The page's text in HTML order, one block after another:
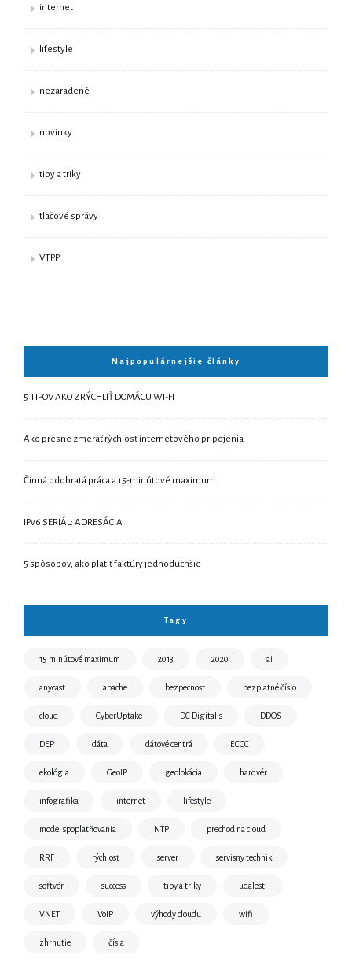
internet
lifestyle
nezaradené
novinky
tipy a triky
tlačové správy
VTPP
Najpopulárnejšie články
5 TIPOV AKO ZRÝCHLIŤ DOMÁCU WI-FI
Ako presne zmerať rýchlosť internetového pripojenia
Činná odobratá práca a 15-minútové maximum
IPv6 SERIÁL: ADRESÁCIA
5 spôsobov, ako platiť faktúry jednoduchšie
Tagy
15 minútové maximum 2013 2020 ai
anycast apache bezpecnost bezplatné číslo
cloud CyberUptake DC Digitalis DDOS
DEP dáta dátové centrá ECCC
ekológia GeoIP geolokácia hardvér
infografika internet lifestyle
model spoplatňovania NTP prechod na cloud
RRF rýchlosť server servisny technik
softvér success tipy a triky udalosti
VNET VoIP výhody cloudu wifi
zhrnutie čísla